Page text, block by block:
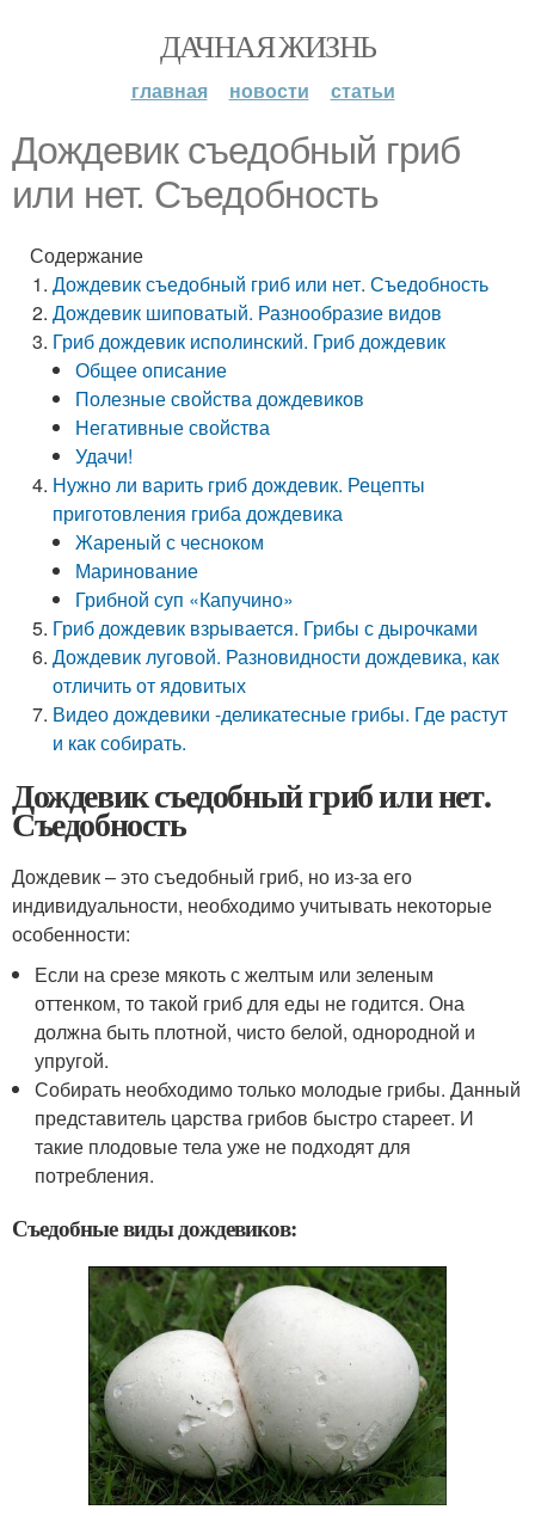
ДАЧНАЯ ЖИЗНЬ
главная новости статьи
Дождевик съедобный гриб
или нет. Съедобность
Содержание
Дождевик съедобный гриб или нет. Съедобность
Дождевик шиповатый. Разнообразие видов
Гриб дождевик исполинский. Гриб дождевик
Общее описание
Полезные свойства дождевиков
Негативные свойства
Удачи!
Нужно ли варить гриб дождевик. Рецепты
приготовления гриба дождевика
Жареный с чесноком
Маринование
Грибной суп «Капучино»
Гриб дождевик взрывается. Грибы с дырочками
Дождевик луговой. Разновидности дождевика, как
отличить от ядовитых
Видео дождевики -деликатесные грибы. Где растут
и как собирать.
Дождевик съедобный гриб или нет.
Съедобность
Дождевик – это съедобный гриб, но из-за его
индивидуальности, необходимо учитывать некоторые
особенности:
Если на срезе мякоть с желтым или зеленым
оттенком, то такой гриб для еды не годится. Она
должна быть плотной, чисто белой, однородной и
упругой.
Собирать необходимо только молодые грибы. Данный
представитель царства грибов быстро стареет. И
такие плодовые тела уже не подходят для
потребления.
Съедобные виды дождевиков: